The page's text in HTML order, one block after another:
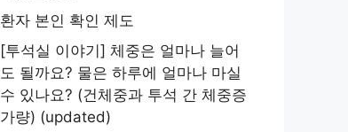
환자 본인 확인 제도
[투석실 이야기] 체중은 얼마나 늘어
도 될까요? 물은 하루에 얼마나 마실
수 있나요? (건체중과 투석 간 체중증
가량) (updated)